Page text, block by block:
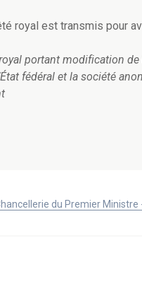
royal est transmis pour
portant modification
fédéral et la société
du Premier